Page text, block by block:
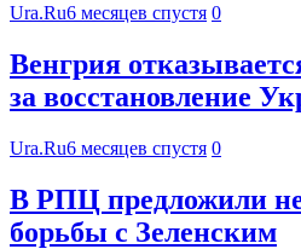
Ura.Ru6 месяцев спустя 0
Венгрия
за восстановление
Ura.Ru6 месяцев спустя 0
В РПЦ предложили
борьбы с Зеленским